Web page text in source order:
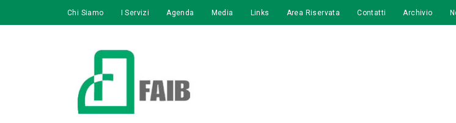
Chi Siamo I Servizi Agenda Media Links Area Riservata Contatti Archivio